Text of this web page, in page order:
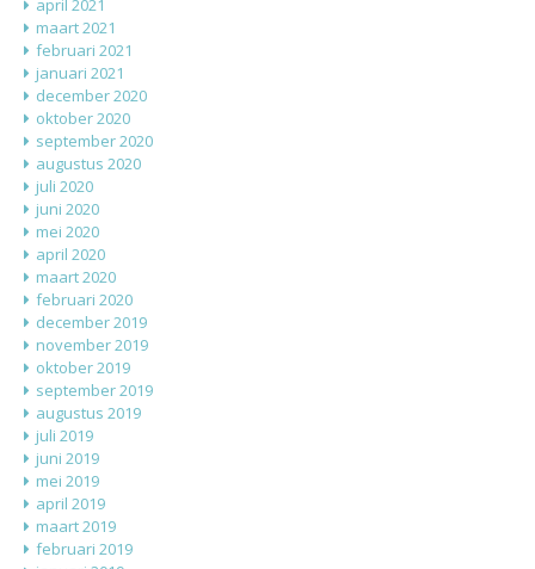
april 2021
maart 2021
februari 2021
januari 2021
december 2020
oktober 2020
september 2020
augustus 2020
juli 2020
juni 2020
mei 2020
april 2020
maart 2020
februari 2020
december 2019
november 2019
oktober 2019
september 2019
augustus 2019
juli 2019
juni 2019
mei 2019
april 2019
maart 2019
februari 2019